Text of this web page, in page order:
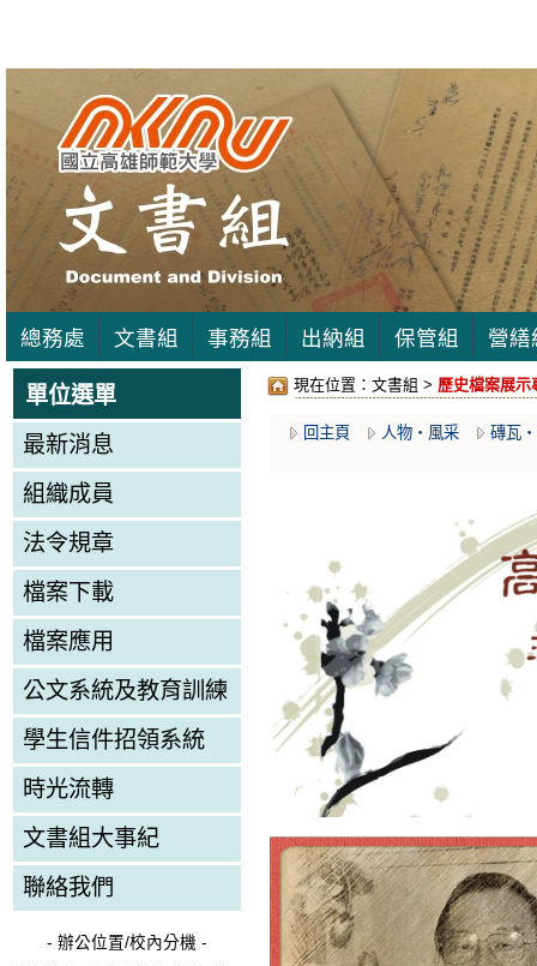
總務處 文書組 事務組 出納組 保管組 營繕
單位選單
最新消息
組織成員
法令規章
檔案下載
檔案應用
公文系統及教育訓練
學生信件招領系統
時光流轉
文書組大事紀
聯絡我們
- 辦公位置/校內分機 -
現在位置： 文書組 > 歷史檔案展示
回主頁 人物‧風采 磚瓦